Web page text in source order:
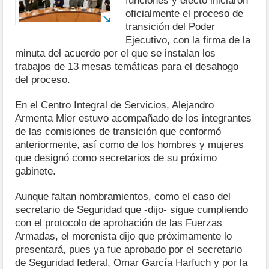
oficialmente el proceso de
transición del Poder
Ejecutivo, con la firma de la
minuta del acuerdo por el que se instalan los
trabajos de 13 mesas temáticas para el desahogo
del proceso.
En el Centro Integral de Servicios, Alejandro
Armenta Mier estuvo acompañado de los integrantes
de las comisiones de transición que conformó
anteriormente, así como de los hombres y mujeres
que designó como secretarios de su próximo
gabinete.
Aunque faltan nombramientos, como el caso del
secretario de Seguridad que -dijo- sigue cumpliendo
con el protocolo de aprobación de las Fuerzas
Armadas, el morenista dijo que próximamente lo
presentará, pues ya fue aprobado por el secretario
de Seguridad federal, Omar García Harfuch y por la